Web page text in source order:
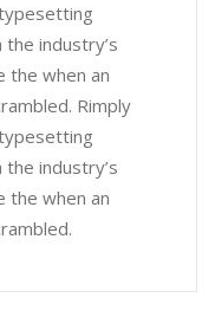
industry’s
the when an
Rimply
industry’s
the when an